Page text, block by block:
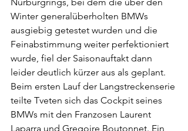
Winter generalüberholten BMWs
ausgiebig getestet wurden und die
Feinabstimmung weiter perfektioniert
wurde, fiel der Saisonauftakt dann
leider deutlich kürzer aus als geplant.
Beim ersten Lauf der Langstreckenserie
teilte Tveten sich das Cockpit seines
BMWs mit den Franzosen Laurent
Laparra und Gregoire Boutonnet. Ein